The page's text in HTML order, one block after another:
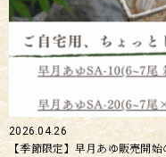
2026.04.26
【季節限定】早月あゆ販売開始